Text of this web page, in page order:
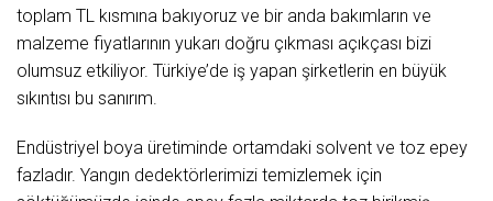
toplam TL kısmına bakıyoruz ve bir anda bakımların ve
malzeme fiyatlarının yukarı doğru çıkması açıkçası bizi
olumsuz etkiliyor. Türkiye’de iş yapan şirketlerin en büyük
sıkıntısı bu sanırım.
Endüstriyel boya üretiminde ortamdaki solvent ve toz epey
fazladır. Yangın dedektörlerimizi temizlemek için